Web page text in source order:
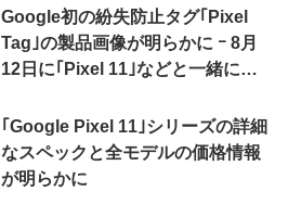
Google初の紛失防止タグ｢Pixel
Tag｣の製品画像が明らかに ｰ 8月
12日に｢Pixel 11｣などと一緒に発
｢Google Pixel 11｣シリーズの詳細
なスペックと全モデルの価格情報
が明らかに